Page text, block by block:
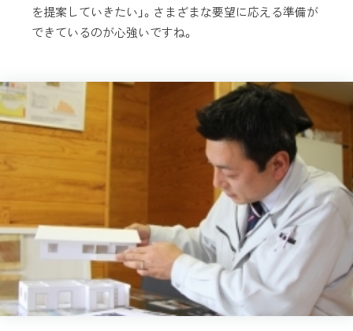
を提案していきたい」。さまざまな要望に応える準備が
できているのが心強いですね。